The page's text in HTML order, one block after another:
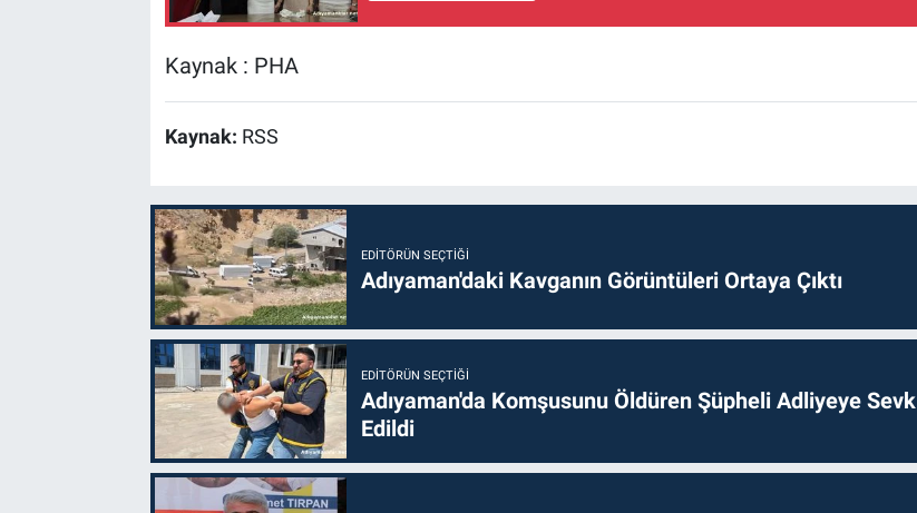
Kaynak : PHA
Kaynak: RSS
EDITÖRÜN SEÇTIĞI
Adıyaman'daki Kavganın Görüntüleri Ortaya Çıktı
EDITÖRÜN SEÇTIĞI
Adıyaman'da Komşusunu Öldüren Şüpheli Adliyeye Sevk
Edildi